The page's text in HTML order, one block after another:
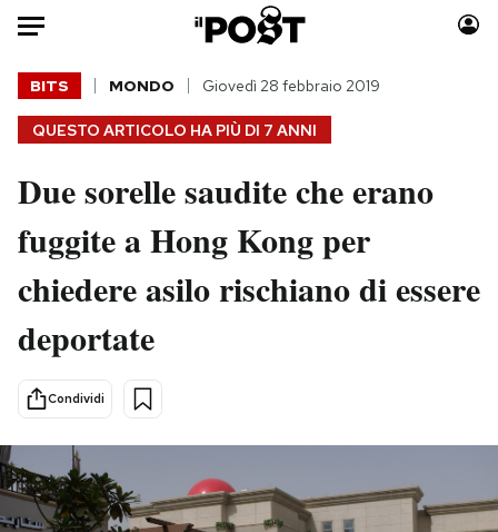
Auto
HOME
Italia
Politica
Tecnologia
Scienza
Cultura
Economia
Sport
Moda
Consumismi
Storie/Idee
Mondiali calcio 2026
QUESTO ARTICOLO HA PIÙ DI 7 ANNI
BITS MONDO Giovedì 28 febbraio 2019
Due sorelle saudite che erano
fuggite a Hong Kong per
chiedere asilo rischiano di essere
deportate
Condividi